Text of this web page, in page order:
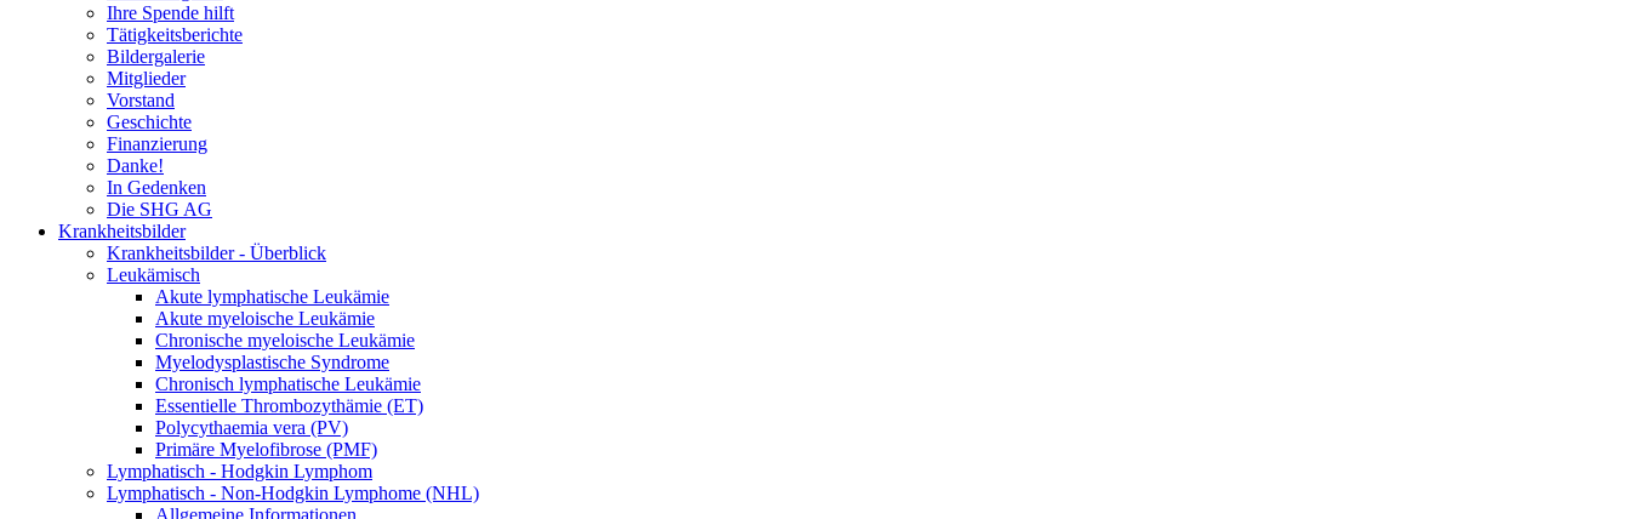
Ihre Spende hilft
Tätigkeitsberichte
Bildergalerie
Mitglieder
Vorstand
Geschichte
Finanzierung
Danke!
In Gedenken
Die SHG AG
Krankheitsbilder
Krankheitsbilder - Überblick
Leukämisch
Akute lymphatische Leukämie
Akute myeloische Leukämie
Chronische myeloische Leukämie
Myelodysplastische Syndrome
Chronisch lymphatische Leukämie
Essentielle Thrombozythämie (ET)
Polycythaemia vera (PV)
Primäre Myelofibrose (PMF)
Lymphatisch - Hodgkin Lymphom
Lymphatisch - Non-Hodgkin Lymphome (NHL)
Allgemeine Informationen